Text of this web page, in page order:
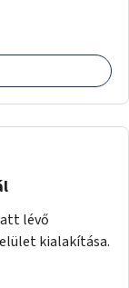
lévő
kialakítása.